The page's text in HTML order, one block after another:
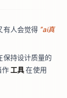
有人会觉得 ”ai真
保持设计质量的
作 工具在使用